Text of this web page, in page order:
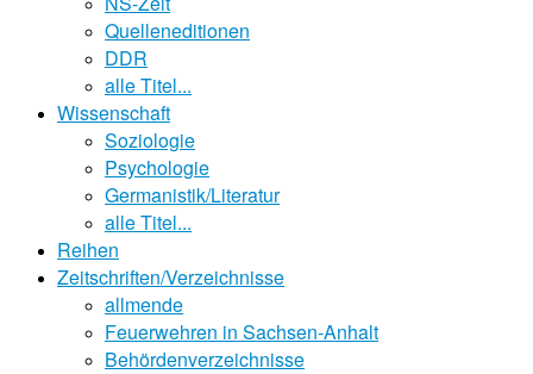
Quelleneditionen
DDR
alle Titel...
Wissenschaft
Soziologie
Psychologie
Germanistik/Literatur
alle Titel...
Reihen
Zeitschriften/Verzeichnisse
allmende
Feuerwehren in Sachsen-Anhalt
Behördenverzeichnisse